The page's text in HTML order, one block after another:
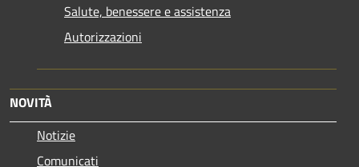
Salute, benessere e assistenza
Autorizzazioni
NOVITÀ
Notizie
Comunicati